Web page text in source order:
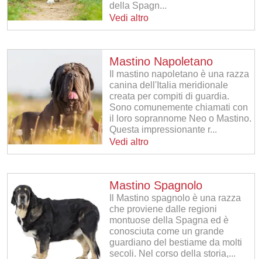
della Spagn...
Vedi altro
Mastino Napoletano
Il mastino napoletano è una razza
canina dell'Italia meridionale
creata per compiti di guardia.
Sono comunemente chiamati con
il loro soprannome Neo o Mastino.
Questa impressionante r...
Vedi altro
Mastino Spagnolo
Il Mastino spagnolo è una razza
che proviene dalle regioni
montuose della Spagna ed è
conosciuta come un grande
guardiano del bestiame da molti
secoli. Nel corso della storia,...